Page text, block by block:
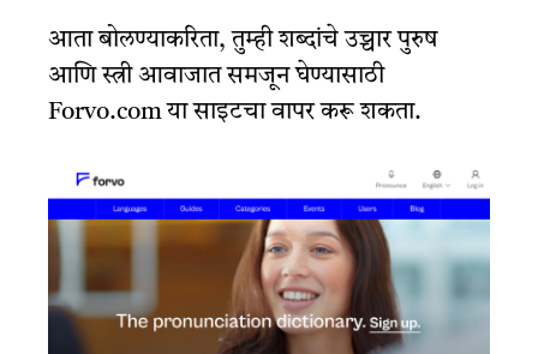
आता बोलण्याकरिता, तुम्ही शब्दांचे उच्चार पुरुष
आणि स्त्री आवाजात समजून घेण्यासाठी
Forvo.com या साइटचा वापर करू शकता.